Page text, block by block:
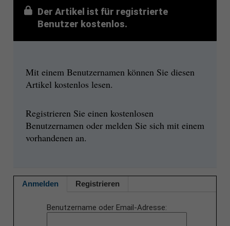
Der Artikel ist für registrierte
Benutzer kostenlos.
Mit einem Benutzernamen können Sie diesen
Artikel kostenlos lesen.
Registrieren Sie einen kostenlosen
Benutzernamen oder melden Sie sich mit einem
vorhandenen an.
Anmelden Registrieren
Benutzername oder Email-Adresse